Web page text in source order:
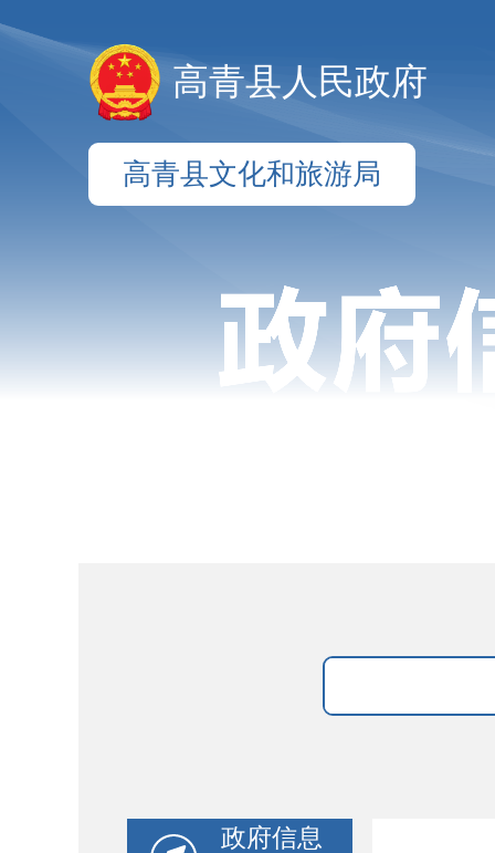
高青县人民政府
高青县文化和旅游局
政府信息